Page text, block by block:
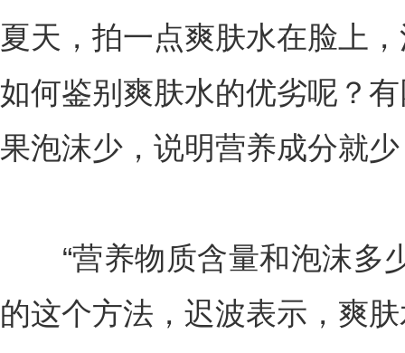
夏天，拍一点爽肤水在脸上
如何鉴别爽肤水的优劣呢？
果泡沫少，说明营养成分就
“营养物质含量和泡沫多
的这个方法，迟波表示，爽